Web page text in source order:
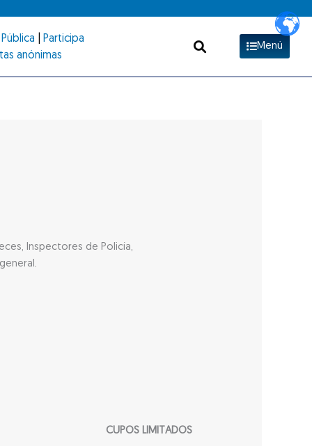
Participa
anónimas
Menú
Inspectores de Policía,
CUPOS LIMITADOS